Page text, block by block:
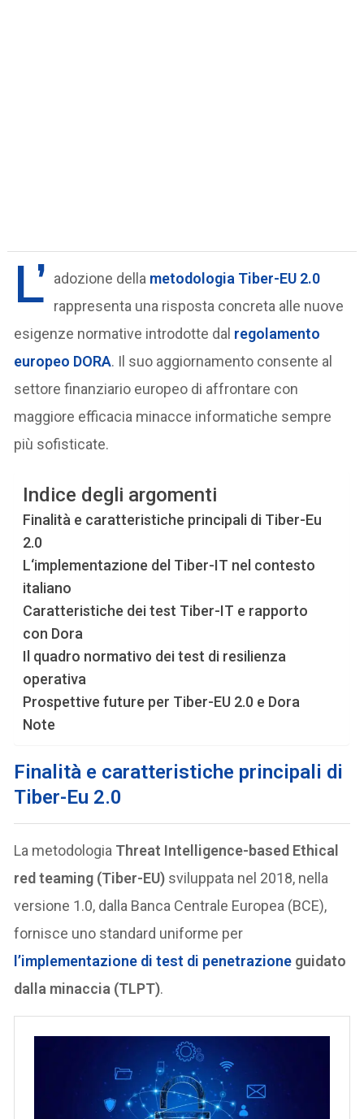
L’ adozione della metodologia Tiber-EU 2.0
rappresenta una risposta concreta alle nuove
esigenze normative introdotte dal regolamento
europeo DORA. Il suo aggiornamento consente al
settore finanziario europeo di affrontare con
maggiore efficacia minacce informatiche sempre
più sofisticate.
Indice degli argomenti
Finalità e caratteristiche principali di Tiber-Eu
2.0
L‘implementazione del Tiber-IT nel contesto
italiano
Caratteristiche dei test Tiber-IT e rapporto
con Dora
Il quadro normativo dei test di resilienza
operativa
Prospettive future per Tiber-EU 2.0 e Dora
Note
Finalità e caratteristiche principali di
Tiber-Eu 2.0
La metodologia Threat Intelligence-based Ethical
red teaming (Tiber-EU) sviluppata nel 2018, nella
versione 1.0, dalla Banca Centrale Europea (BCE),
fornisce uno standard uniforme per
l’implementazione di test di penetrazione guidato
dalla minaccia (TLPT).